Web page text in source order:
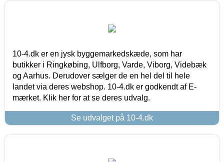
10-4.dk er en jysk byggemarkedskæde, som har
butikker i Ringkøbing, Ulfborg, Varde, Viborg, Videbæk
og Aarhus. Derudover sælger de en hel del til hele
landet via deres webshop. 10-4.dk er godkendt af E-
mærket. Klik her for at se deres udvalg.
Se udvalget på 10-4.dk